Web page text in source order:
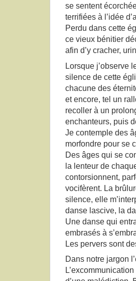
se sentent
terrifiées à l’idée
Perdu dans cette
ce vieux bénitier
afin d’y cracher,
Lorsque j’observe
silence de cette
chacune des
et encore, tel un
recoller à un
enchanteurs, puis
Je contemple des
morfondre pour se
Des âges qui se
la lenteur de
contorsionnent,
vocifèrent. La
silence, elle
danse lascive, la
Une danse qui
embrasés à
Les pervers sont
Dans notre jargon